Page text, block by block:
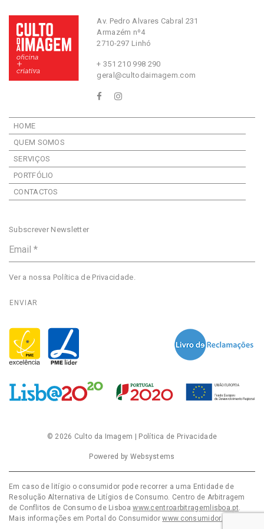
Av. Pedro Alvares Cabral 231
Armazém nº4
2710-297 Linhó
+ 351 210 998 290
geral@cultodaimagem.com
HOME
QUEM SOMOS
SERVIÇOS
PORTFÓLIO
CONTACTOS
Subscrever Newsletter
Ver a nossa Política de Privacidade.
© 2026 Culto da Imagem Política de Privacidade
Powered by Websystems
Em caso de litígio o consumidor pode recorrer a uma Entidade de
Resolução Alternativa de Litígios de Consumo. Centro de Arbitragem
de Conflitos de Consumo de Lisboawww.centroarbitragemlisboa.pt.
Mais informações em Portal do Consumidorwww.consumidor.pt